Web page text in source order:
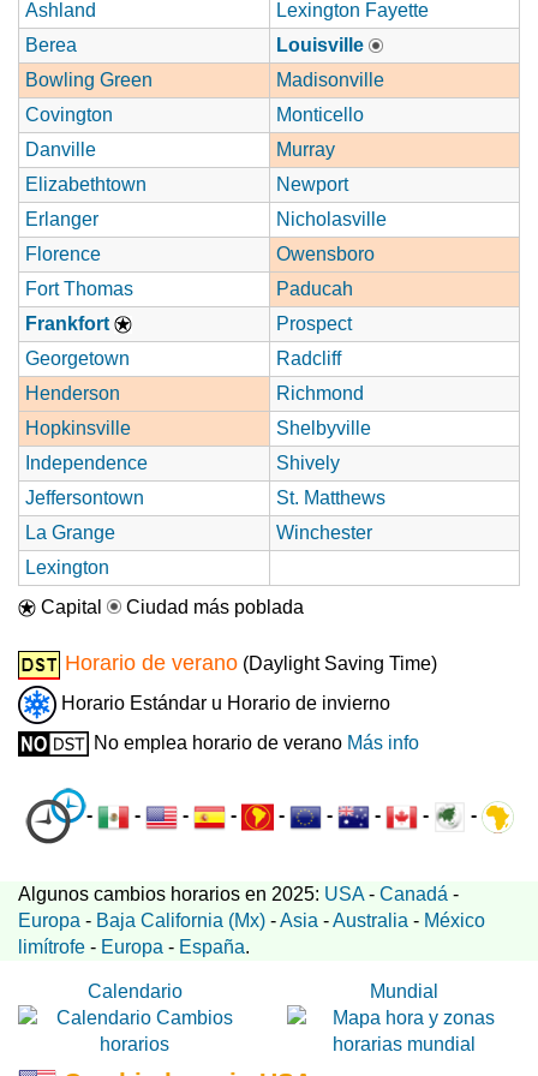
Ashland
Lexington Fayette
Berea
Louisville
Bowling Green
Madisonville
Covington
Monticello
Danville
Murray
Elizabethtown
Newport
Erlanger
Nicholasville
Florence
Owensboro
Fort Thomas
Paducah
Frankfort
Prospect
Georgetown
Radcliff
Henderson
Richmond
Hopkinsville
Shelbyville
Independence
Shively
Jeffersontown
St. Matthews
La Grange
Winchester
Lexington
Capital
Ciudad más poblada
Horario de verano (Daylight Saving Time)
Horario Estándar u Horario de invierno
No emplea horario de verano Más info
- - - - - - - - -
Algunos cambios horarios en 2025: USA- Canadá -
Europa - Baja California (Mx) -Asia -Australia - México
limítrofe - Europa - España.
Calendario Mundial